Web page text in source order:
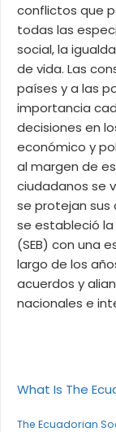
conflictos que
todas las
social, la
de vida. Las
países y a las
importancia
decisiones en
económico y
al margen de
ciudadanos se
se protejan
se estableció
(SEB) con una
largo de los
acuerdos y
nacionales e
What Is The
The Ecuadorian